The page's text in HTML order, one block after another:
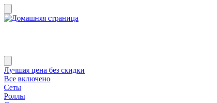
Лучшая цена без скидки
Все включено
Сеты
Роллы